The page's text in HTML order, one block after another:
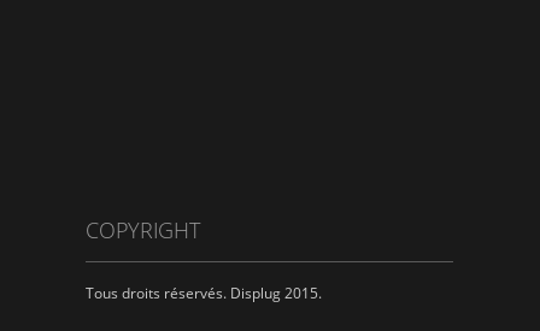
COPYRIGHT
Tous droits réservés. Displug 2015.